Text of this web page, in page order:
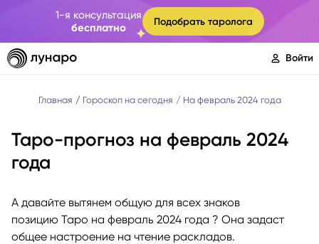
1-я консультация
бесплатно
Подобрать таролога
Войти
Главная Гороскоп на сегодня На февраль 2024 года
Таро-прогноз на февраль 2024
года
А давайте вытянем общую для всех знаков
позицию Таро на февраль 2024 года ? Она задаст
общее настроение на чтение раскладов.